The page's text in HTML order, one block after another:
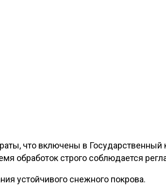
что включены в
обработок строго соблюдается
устойчивого снежного покрова.